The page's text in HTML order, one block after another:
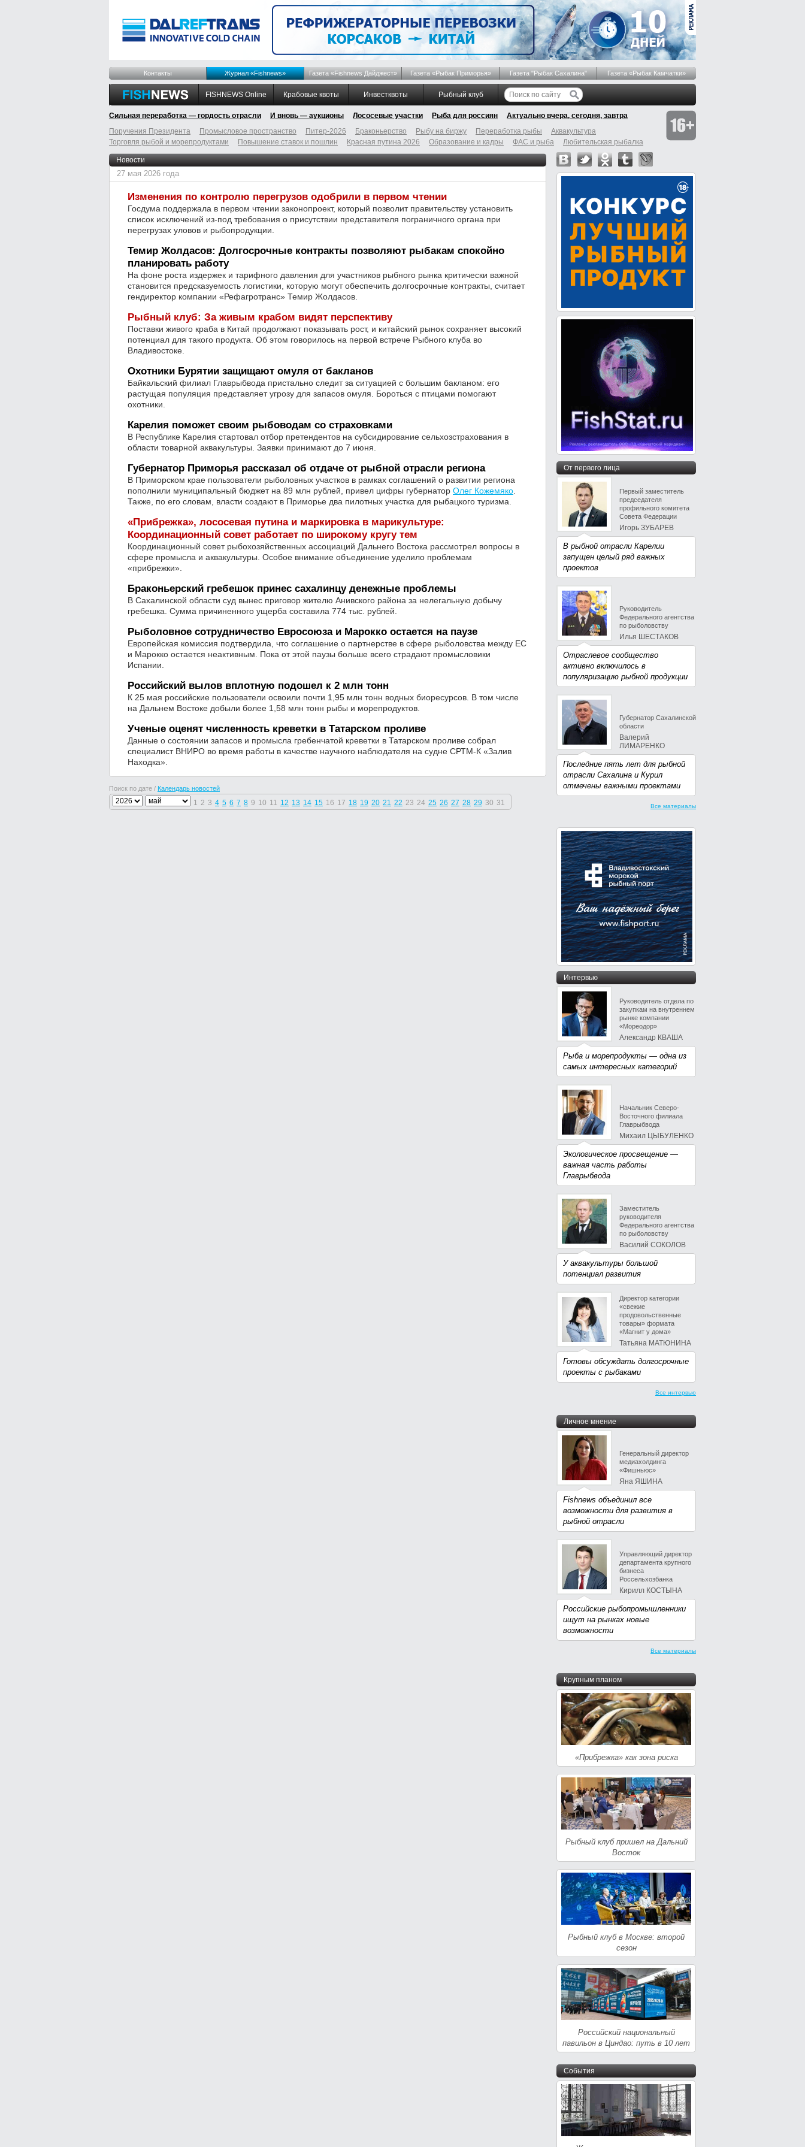
Контакты Журнал «Fishnews» Газета «Fishnews Дайджест» Газета «Рыбак Приморья» Газета "Рыбак Сахалина" Газета «Рыбак Камчатки»
FISHNEWS Online Крабовые квоты Инвестквоты Рыбный клуб
Сильная переработка — гордость отрасли И вновь — аукционы Лососевые участки Рыба для россиян
Актуально вчера, сегодня, завтра
Поручения Президента
Промысловое пространство Питер-2026 Браконьерство Рыбу на биржу Переработка рыбы
Аквакультура
Торговля рыбой и морепродуктами
Повышение ставок и пошлин Красная путина 2026 Образование и кадры ФАС и рыба Любительская рыбалка
Новости
27 мая 2026 года
Изменения по контролю перегрузов одобрили в первом чтении
Госдума поддержала в первом чтении законопроект, который позволит правительству установить
список исключений из-под требования о присутствии представителя пограничного органа при
перегрузах уловов и рыбопродукции.
Темир Жолдасов: Долгосрочные контракты позволяют рыбакам спокойно
планировать работу
На фоне роста издержек и тарифного давления для участников рыбного рынка критически важной
становится предсказуемость логистики, которую могут обеспечить долгосрочные контракты, считает
гендиректор компании «Рефагротранс» Темир Жолдасов.
Рыбный клуб: За живым крабом видят перспективу
Поставки живого краба в Китай продолжают показывать рост, и китайский рынок сохраняет высокий
потенциал для такого продукта. Об этом говорилось на первой встрече Рыбного клуба во
Владивостоке.
Охотники Бурятии защищают омуля от бакланов
Байкальский филиал Главрыбвода пристально следит за ситуацией с большим бакланом: его
растущая популяция представляет угрозу для запасов омуля. Бороться с птицами помогают
охотники.
Карелия поможет своим рыбоводам со страховками
В Республике Карелия стартовал отбор претендентов на субсидирование сельхозстрахования в
области товарной аквакультуры. Заявки принимают до 7 июня.
Губернатор Приморья рассказал об отдаче от рыбной отрасли региона
В Приморском крае пользователи рыболовных участков в рамках соглашений о развитии региона
пополнили муниципальный бюджет на 89 млн рублей, привел цифры губернатор Олег Кожемяко
Также, по его словам, власти создают в Приморье два пилотных участка для рыбацкого туризма.
«Прибрежка», лососевая путина и маркировка в марикультуре:
Координационный совет работает по широкому кругу тем
Координационный совет рыбохозяйственных ассоциаций Дальнего Востока рассмотрел вопросы в
сфере промысла и аквакультуры. Особое внимание объединение уделило проблемам
«прибрежки».
Браконьерский гребешок принес сахалинцу денежные проблемы
В Сахалинской области суд вынес приговор жителю Анивского района за нелегальную добычу
гребешка. Сумма причиненного ущерба составила 774 тыс. рублей.
Рыболовное сотрудничество Евросоюза и Марокко остается на паузе
Европейская комиссия подтвердила, что соглашение о партнерстве в сфере рыболовства между ЕС
и Марокко остается неактивным. Пока от этой паузы больше всего страдают промысловики
Испании.
Российский вылов вплотную подошел к 2 млн тонн
К 25 мая российские пользователи освоили почти 1,95 млн тонн водных биоресурсов. В том числе
на Дальнем Востоке добыли более 1,58 млн тонн рыбы и морепродуктов.
Ученые оценят численность креветки в Татарском проливе
Данные о состоянии запасов и промысла гребенчатой креветки в Татарском проливе собрал
специалист ВНИРО во время работы в качестве научного наблюдателя на судне СРТМ-К «Залив
Находка».
Поиск по дате / Календарь новостей
1 2 3 4 5 6 7 8 9 10 11 12 13 14 15 16 17 18 19 20 21 22 23 24 25 26 27 28 29 30 31
От первого лица
Первый заместитель
председателя
профильного комитета
Совета Федерации
Игорь ЗУБАРЕВ
В рыбной отрасли Карелии
запущен целый ряд важных
проектов
Руководитель
Федерального агентства
по рыболовству
Илья ШЕСТАКОВ
Отраслевое сообщество
активно включилось в
популяризацию рыбной продукции
Губернатор Сахалинской
области
Валерий
ЛИМАРЕНКО
Последние пять лет для рыбной
отрасли Сахалина и Курил
отмечены важными проектами
Все материалы
Интервью
Руководитель отдела по
закупкам на внутреннем
рынке компании
«Мореодор»
Александр КВАША
Рыба и морепродукты — одна из
самых интересных категорий
Начальник Северо-
Восточного филиала
Главрыбвода
Михаил ЦЫБУЛЕНКО
Экологическое просвещение —
важная часть работы
Главрыбвода
Заместитель
руководителя
Федерального агентства
по рыболовству
Василий СОКОЛОВ
У аквакультуры большой
потенциал развития
Директор категории
«свежие
продовольственные
товары» формата
«Магнит у дома»
Татьяна МАТЮНИНА
Готовы обсуждать долгосрочные
проекты с рыбаками
Все интервью
Личное мнение
Генеральный директор
медиахолдинга
«Фишньюс»
Яна ЯШИНА
Fishnews объединил все
возможности для развития в
рыбной отрасли
Управляющий директор
департамента крупного
бизнеса
Россельхозбанка
Кирилл КОСТЫНА
Российские рыбопромышленники
ищут на рынках новые
возможности
Все материалы
Крупным планом
«Прибрежка» как зона риска
Рыбный клуб пришел на Дальний
Восток
Рыбный клуб в Москве: второй
сезон
Российский национальный
павильон в Циндао: путь в 10 лет
События